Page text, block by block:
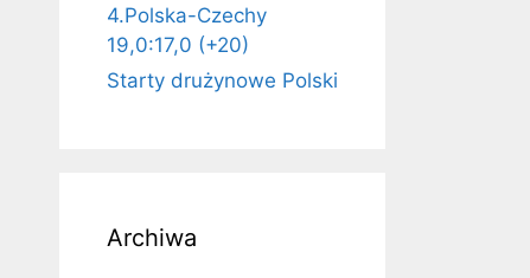
4.Polska-Czechy
19,0:17,0 (+20)
Starty drużynowe Polski
Archiwa